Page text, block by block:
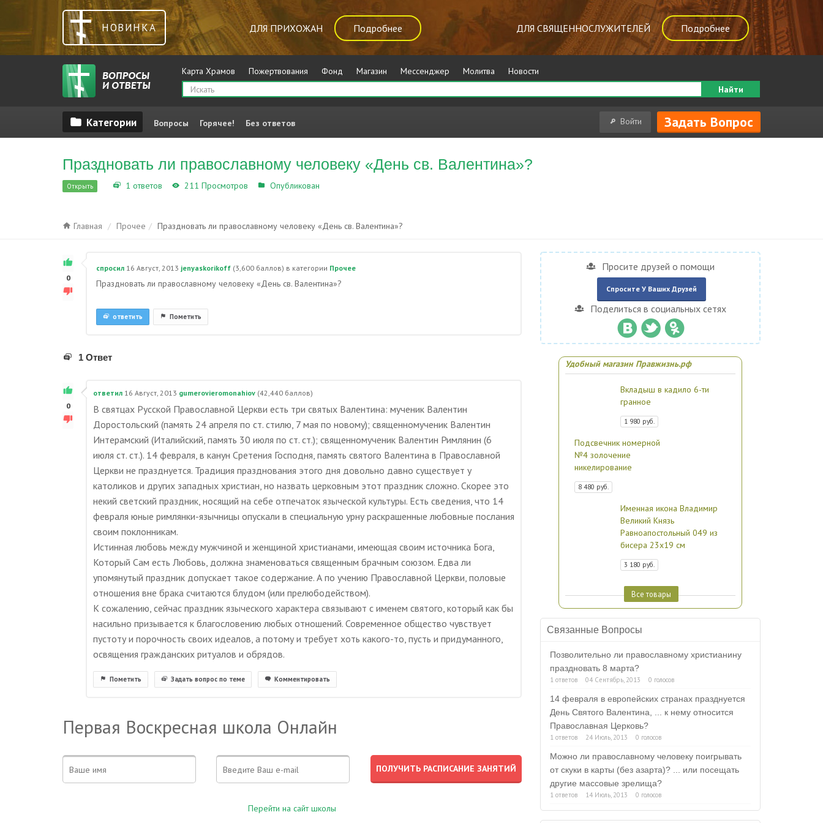
НОВИНКА ДЛЯ ПРИХОЖАН Подробнее ДЛЯ СВЯЩЕННОСЛУЖИТЕЛЕЙ Подробнее
Карта Храмов Пожертвования Фонд Магазин Мессенджер Молитва
Новости
Найти
Вопросы Горячее! Без ответов Войти Задать Вопрос
Праздновать ли православному человеку «День св. Валентина»?
Открыть 1 ответов 211 Просмотров Опубликован
Главная Прочее Праздновать ли православному человеку «День св. Валентина»?
0
спросил 16 Август, 2013 jenyaskorikoff (3,600 баллов) в категории Прочее
Праздновать ли православному человеку «День св. Валентина»?
Пометить
ответить
1 Ответ
0
ответил 16 Август, 2013 gumerovieromonahiov (42,440 баллов)
В святцах Русской Православной Церкви есть три святых Валентина: мученик Валентин
Доростольский (память 24 апреля по ст. стилю, 7 мая по новому); священномученик Валентин
Интерамский (Италийский, память 30 июля по ст. ст.); священномученик Валентин Римлянин (6
июля ст. ст.). 14 февраля, в канун Сретения Господня, память святого Валентина в Православной
Церкви не празднуется. Традиция празднования этого дня довольно давно существует у
католиков и других западных христиан, но назвать церковным этот праздник сложно. Скорее это
некий светский праздник, носящий на себе отпечаток языческой культуры. Есть сведения, что 14
февраля юные римлянки-язычницы опускали в специальную урну раскрашенные любовные послания
своим поклонникам.
Истинная любовь между мужчиной и женщиной христианами, имеющая своим источника Бога,
Который Сам есть Любовь, должна знаменоваться священным брачным союзом. Едва ли
упомянутый праздник допускает такое содержание. А по учению Православной Церкви, половые
отношения вне брака считаются блудом (или прелюбодейством).
К сожалению, сейчас праздник языческого характера связывают с именем святого, который как бы
насильно призывается к благословению любых отношений. Современное общество чувствует
пустоту и порочность своих идеалов, а потому и требует хоть какого-то, пусть и придуманного,
освящения гражданских ритуалов и обрядов.
Пометить Задать вопрос по теме Комментировать
Первая Воскресная школа Онлайн
Перейти на сайт школы
Просите друзей о помощи
Спросите У Ваших Друзей
Поделиться в социальных сетях
Удобный магазин Правжизнь.рф
Вкладыш в кадило 6-ти
гранное
1 980 руб.
Подсвечник номерной
№4 золочение
никелирование
8 480 руб.
Именная икона Владимир
Великий Князь
Равноапостольный 049 из
бисера 23х19 см
3 180 руб.
Все товары
Связанные Вопросы
Позволительно ли православному христианину
праздновать 8 марта?
1 ответов 04 Сентябрь, 2013 0 голосов
14 февраля в европейских странах празднуется
День Святого Валентина, ... к нему относится
Православная Церковь?
1 ответов 24 Июль, 2013 0 голосов
Можно ли православному человеку поигрывать
от скуки в карты (без азарта)? ... или посещать
другие массовые зрелища?
1 ответов 14 Июль, 2013 0 голосов